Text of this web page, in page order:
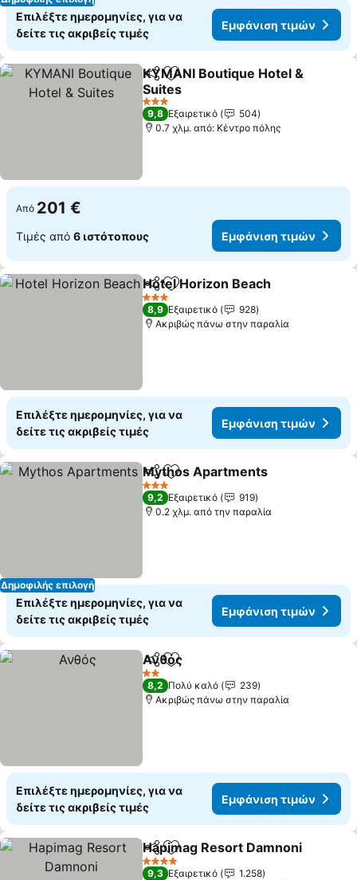
Επιλέξτε ημερομηνίες, για να
δείτε τις ακριβείς τιμές
Εμφάνιση τιμών
Κοινοποίηση
Προσθήκη στα αγαπημένα
KYMANI Boutique Hotel &
Suites
3 Αστέρια
9,8 Εξαιρετικό
504
0.7 χλμ. από: Κέντρο πόλης
Από 201 €
Τιμές από 6 ιστότοπους Εμφάνιση τιμών
Κοινοποίηση
Προσθήκη στα αγαπημένα
Hotel Horizon Beach
3 Αστέρια
8,9 Εξαιρετικό
928
Ακριβώς πάνω στην παραλία
Επιλέξτε ημερομηνίες, για να
δείτε τις ακριβείς τιμές
Εμφάνιση τιμών
Δημοφιλής επιλογή
Κοινοποίηση
Προσθήκη στα αγαπημένα
Mythos Apartments
3 Αστέρια
9,2 Εξαιρετικό
919
0.2 χλμ. από την παραλία
Επιλέξτε ημερομηνίες, για να
δείτε τις ακριβείς τιμές
Εμφάνιση τιμών
Κοινοποίηση
Προσθήκη στα αγαπημένα
Ανθός
2 Αστέρια
8,2 Πολύ καλό
239
Ακριβώς πάνω στην παραλία
Επιλέξτε ημερομηνίες, για να
δείτε τις ακριβείς τιμές
Εμφάνιση τιμών
Κοινοποίηση
Προσθήκη στα αγαπημένα
Hapimag Resort Damnoni
4 Αστέρια
9,3 Εξαιρετικό
1.258